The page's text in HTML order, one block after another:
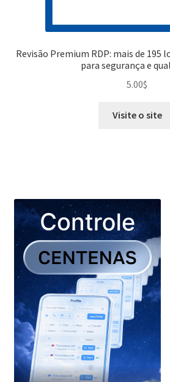
Revisão Premium RDP: mais de 195
para segurança e
5.00$
Visite o site